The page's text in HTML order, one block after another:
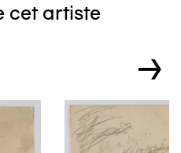
cet artiste
→